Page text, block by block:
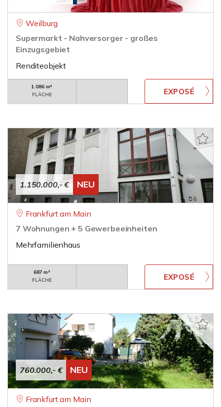
Weilburg
Supermarkt - Nahversorger - großes
Einzugsgebiet
Renditeobjekt
1.086 m²
FLÄCHE
1.150.000,- € NEU
Frankfurt am Main
7 Wohnungen + 5 Gewerbeeinheiten
Mehrfamilienhaus
687 m²
FLÄCHE
760.000,- € NEU
Frankfurt am Main